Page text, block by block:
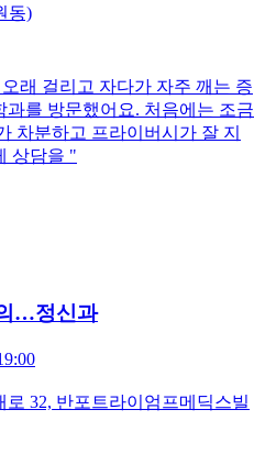
동)
래 걸리고 자다가 자주 깨는 증
를 방문했어요. 처음에는 조금
차분하고 프라이버시가 잘 지
상담을 "
…정신과
32, 반포트라이엄프메딕스빌